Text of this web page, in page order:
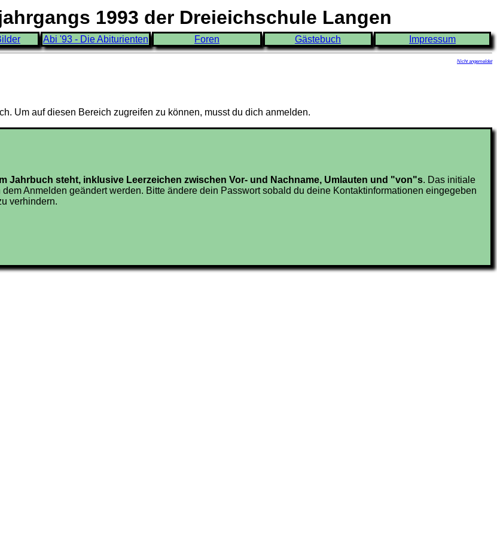
1993 der Dreieichschule Langen
Abi '93 - Die Abiturienten Foren Gästebuch Impressum
Nicht angemeldet
Um auf diesen Bereich zugreifen zu können, musst du dich anmelden.
Jahrbuch steht, inklusive Leerzeichen zwischen Vor- und Nachname, Umlauten und "von"s. Das initiale
Anmelden geändert werden. Bitte ändere dein Passwort sobald du deine Kontaktinformationen eingegeben
verhindern.